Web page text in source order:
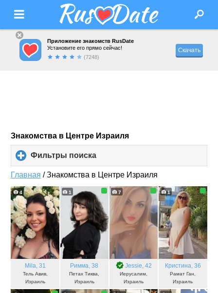
Приложение знакомств RusDate
Установите его прямо сейчас!
(7248)
Скачать
Знакомства в Центре Израиля
Фильтры поиска
to
expand
contents
Главная /Знакомства в Центре Израиля
4
Mila, 31
Тель Авив,
Израиль
1
Римма, 38
Петах Тиква,
Израиль
7
Jessie, 42
Иерусалим,
Израиль
1
Кристина, 36
Рамат Ган,
Израиль